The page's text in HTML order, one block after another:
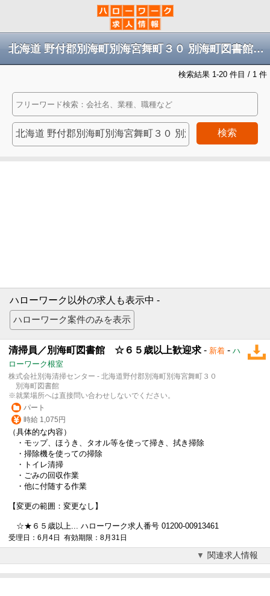
北海道 野付郡別海町別海宮舞町３０ 別海町図書館※就業場所へは直接問い合わせしないでください。の求人
検索結果 1-20 件目 / 1 件
検索
ハローワーク以外の求人も表示中 -
清掃員／別海町図書館 ☆６５歳以上歓迎求 - 新着 - ハ
ローワーク根室
株式会社別海清掃センター - 北海道野付郡別海町別海宮舞町３０
別海町図書館
※就業場所へは直接問い合わせしないでください。
パート
時給 1,075円
（具体的な内容）
・モップ、ほうき、タオル等を使って掃き、拭き掃除
・掃除機を使っての掃除
・トイレ清掃
・ごみの回収作業
・他に付随する作業
【変更の範囲：変更なし】
☆★６５歳以上... ハローワーク求人番号 01200-00913461
受理日：6月4日 有効期限：8月31日
関連求人情報